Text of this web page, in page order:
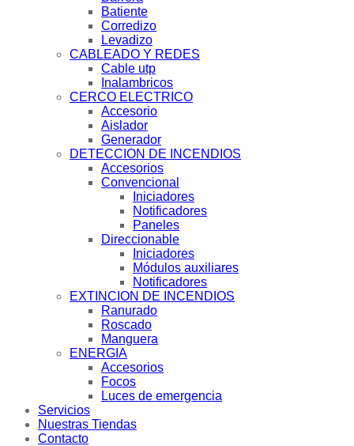
Batiente
Corredizo
Levadizo
CABLEADO Y REDES
Cable utp
Inalambricos
CERCO ELECTRICO
Accesorio
Aislador
Generador
DETECCION DE INCENDIOS
Accesorios
Convencional
Iniciadores
Notificadores
Paneles
Direccionable
Iniciadores
Módulos auxiliares
Notificadores
EXTINCION DE INCENDIOS
Ranurado
Roscado
Manguera
ENERGIA
Accesorios
Focos
Luces de emergencia
Servicios
Nuestras Tiendas
Contacto